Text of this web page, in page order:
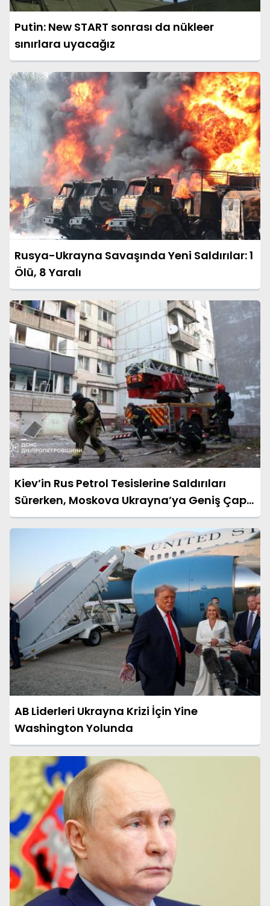
Putin: New START sonrası da nükleer
sınırlara uyacağız
Rusya-Ukrayna Savaşında Yeni Saldırılar: 1
Ölü, 8 Yaralı
Kiev’in Rus Petrol Tesislerine Saldırıları
Sürerken, Moskova Ukrayna’ya Geniş Çaplı
Taarruza Geçti
AB Liderleri Ukrayna Krizi İçin Yine
Washington Yolunda